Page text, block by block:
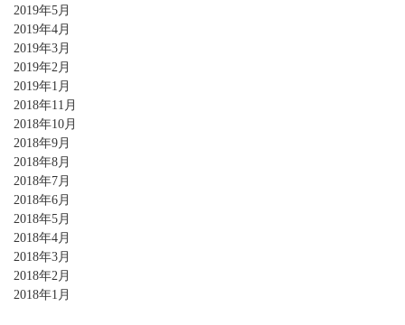
2019年5月
2019年4月
2019年3月
2019年2月
2019年1月
2018年11月
2018年10月
2018年9月
2018年8月
2018年7月
2018年6月
2018年5月
2018年4月
2018年3月
2018年2月
2018年1月